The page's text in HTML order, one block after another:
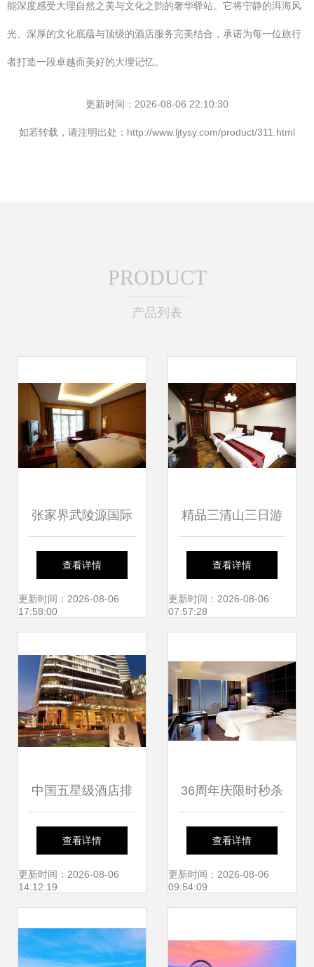
能深度感受大理自然之美与文化之韵的奢华驿站。它将宁静的洱海风
光、深厚的文化底蕴与顶级的酒店服务完美结合，承诺为每一位旅行
者打造一段卓越而美好的大理记忆。
更新时间：2026-08-06 22:10:30
如若转载，请注明出处：http://www.ljtysy.com/product/311.html
PRODUCT
产品列表
张家界武陵源国际
度假酒店 自然奇观
中的奢华休憩驿站
查看详情
更新时间：2026-08-06
17:58:00
精品三清山三日游
仅需1099元，享五
星住宿、赏千古奇
查看详情
更新时间：2026-08-06
07:57:28
中国五星级酒店排
名前十 顶级奢华的
度假之选
查看详情
更新时间：2026-08-06
14:12:19
36周年庆限时秒杀
丨2299豪叹国际五
星酒店，畅游双草
尼，品内蒙古特色
查看详情
更新时间：2026-08-06
09:54:09